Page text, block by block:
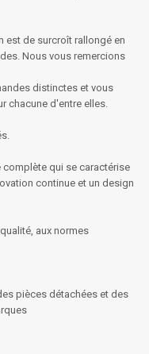
est de surcroît rallongé en
Nous vous remercions
distinctes et vous
chacune d'entre elles.
complète qui se caractérise
continue et un design
aux normes
pièces détachées et des